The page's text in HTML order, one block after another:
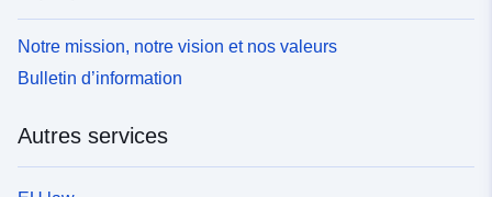
Notre mission, notre vision et nos valeurs
Bulletin d’information
Autres services